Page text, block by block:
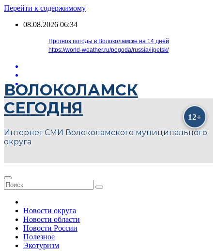
Перейти к содержимому
08.08.2026 06:34
Прогноз погоды в Волоколамске на 14 дней
https://world-weather.ru/pogoda/russia/lipetsk/
ВОЛОКОЛАМСК
СЕГОДНЯ
Интернет СМИ Волоколамского муниципального
округа
Новости округа
Новости области
Новости России
Полезное
Экотуризм